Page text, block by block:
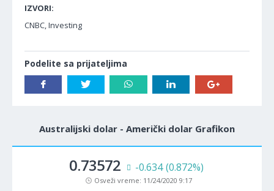
IZVORI:
CNBC, Investing
Podelite sa prijateljima
Australijski dolar - Američki dolar Grafikon
0.73572 -0.634 (0.872%)
Osveži vreme: 11/24/2020 9:17